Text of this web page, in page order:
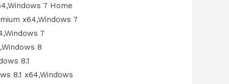
7 Home
x64,Windows 7
7
8
8.1
8.1 x64,Windows